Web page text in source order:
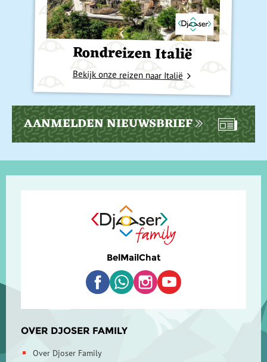
Rondreizen Italië
Bekijk onze reizen naar Italië
AANMELDEN NIEUWSBRIEF
BelMailChat
OVER DJOSER FAMILY
Over Djoser Family